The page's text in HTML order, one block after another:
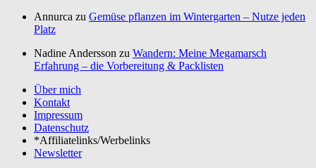
Annurca zu Gemüse pflanzen im Wintergarten – Nutze jeden
Platz
Nadine Andersson zu Wandern: Meine Megamarsch
Erfahrung – die Vorbereitung & Packlisten
Über mich
Kontakt
Impressum
Datenschutz
*Affiliatelinks/Werbelinks
Newsletter